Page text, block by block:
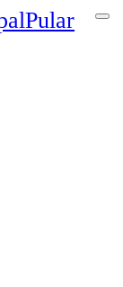
Pular